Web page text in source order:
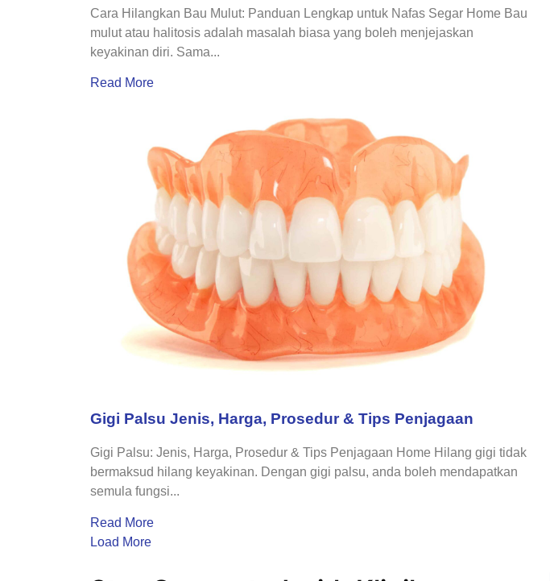
Cara Hilangkan Bau Mulut: Panduan Lengkap untuk Nafas Segar Home Bau
mulut atau halitosis adalah masalah biasa yang boleh menjejaskan
keyakinan diri. Sama...
Read More
Gigi Palsu Jenis, Harga, Prosedur & Tips Penjagaan
Gigi Palsu: Jenis, Harga, Prosedur & Tips Penjagaan Home Hilang gigi tidak
bermaksud hilang keyakinan. Dengan gigi palsu, anda boleh mendapatkan
semula fungsi...
Read More
Load More